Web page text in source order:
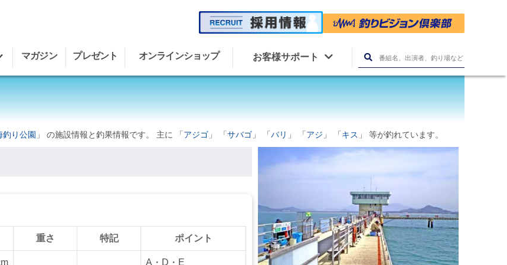
マガジン プレゼント オンラインショップ お客様サポート
釣り公園 」 の施設情報と釣果情報です。 主に 「 アジゴ 」 「 サバゴ 」 「 バリ 」 「 アジ 」 「 キス 」 等が釣れています。
重さ 特記 ポイント
A・D・E